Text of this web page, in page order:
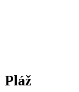
Pláž